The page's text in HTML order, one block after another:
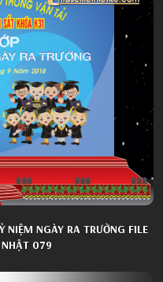
NIỆM NGÀY RA TRƯỜNG FILE
NHẬT 079